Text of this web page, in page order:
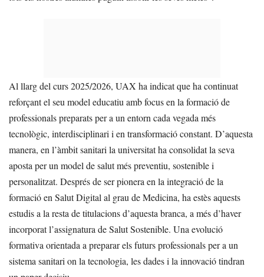
Al llarg del curs 2025/2026, UAX ha indicat que ha continuat
reforçant el seu model educatiu amb focus en la formació de
professionals preparats per a un entorn cada vegada més
tecnològic, interdisciplinari i en transformació constant. D’aquesta
manera, en l’àmbit sanitari la universitat ha consolidat la seva
aposta per un model de salut més preventiu, sostenible i
personalitzat. Després de ser pionera en la integració de la
formació en Salut Digital al grau de Medicina, ha estès aquests
estudis a la resta de titulacions d’aquesta branca, a més d’haver
incorporat l’assignatura de Salut Sostenible. Una evolució
formativa orientada a preparar els futurs professionals per a un
sistema sanitari on la tecnologia, les dades i la innovació tindran